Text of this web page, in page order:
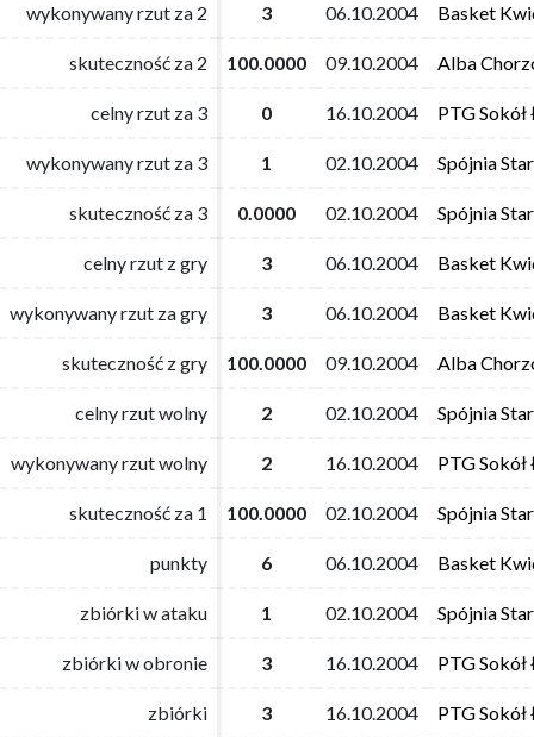
wykonywany rzut za 2 3 06.10.2004 Basket
skuteczność za 2 100.0000 09.10.2004 Alba
celny rzut za 3 0 16.10.2004 PTG
wykonywany rzut za 3 1 02.10.2004 Spójnia
skuteczność za 3 0.0000 02.10.2004 Spójnia
celny rzut z gry 3 06.10.2004 Basket
wykonywany rzut za gry 3 06.10.2004 Basket
skuteczność z gry 100.0000 09.10.2004 Alba
celny rzut wolny 2 02.10.2004 Spójnia
wykonywany rzut wolny 2 16.10.2004 PTG
skuteczność za 1 100.0000 02.10.2004 Spójnia
punkty 6 06.10.2004 Basket
zbiórki w ataku 1 02.10.2004 Spójnia
zbiórki w obronie 3 16.10.2004 PTG
zbiórki 3 16.10.2004 PTG
wykonywany rzut za 2 3 06.10.2004 Basket
skuteczność za 2 100.0000 09.10.2004 Alba
celny rzut za 3 0 16.10.2004 PTG
wykonywany rzut za 3 1 02.10.2004 Spójnia
skuteczność za 3 0.0000 02.10.2004 Spójnia
celny rzut z gry 3 06.10.2004 Basket
wykonywany rzut za gry 3 06.10.2004 Basket
skuteczność z gry 100.0000 09.10.2004 Alba
celny rzut wolny 2 02.10.2004 Spójnia
wykonywany rzut wolny 2 16.10.2004 PTG
skuteczność za 1 100.0000 02.10.2004 Spójnia
punkty 6 06.10.2004 Basket
zbiórki w ataku 1 02.10.2004 Spójnia
zbiórki w obronie 3 16.10.2004 PTG
zbiórki 3 16.10.2004 PTG